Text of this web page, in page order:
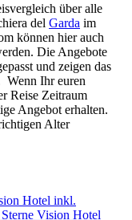
über alle
del Garda im
können hier auch
Die Angebote
und zeigen das
Wenn Ihr euren
Reise Zeitraum
Angebot erhalten.
Alter
Hotel inkl.
Vision Hotel